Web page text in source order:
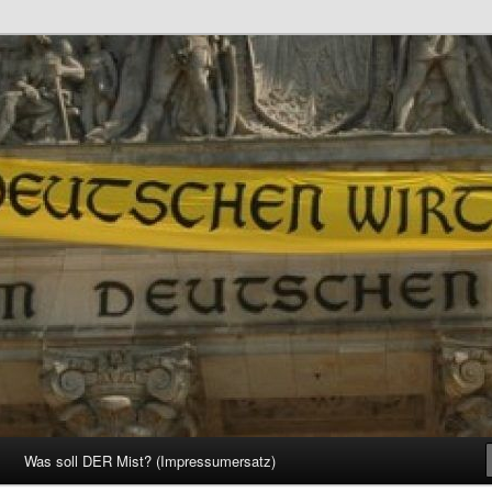
Was soll DER Mist? (Impressumersatz)